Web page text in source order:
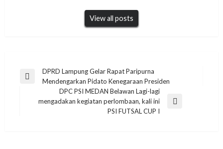
View all posts
Navigasi
Previous
DPRD Lampung Gelar Rapat Paripurna
Mendengarkan Pidato Kenegaraan Presiden
Next
DPC PSI MEDAN Belawan Lagi-lagi
mengadakan kegiatan perlombaan, kali ini
PSI FUTSAL CUP I